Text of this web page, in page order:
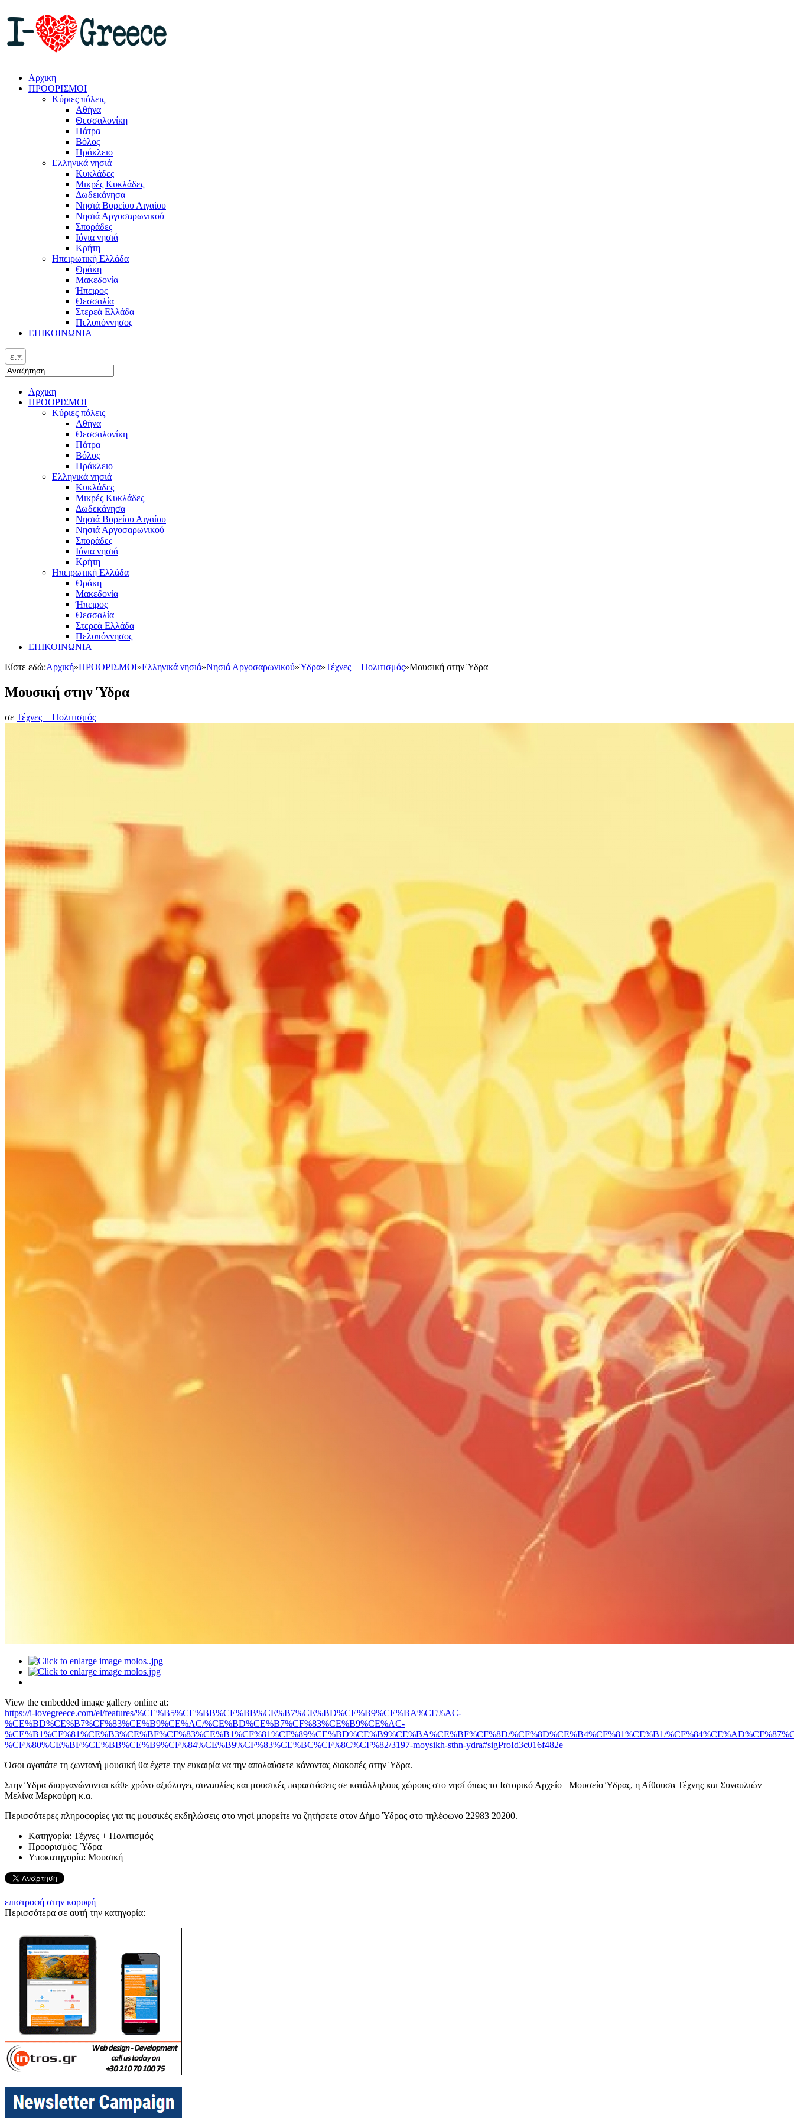
Αρχικη
ΠΡΟΟΡΙΣΜΟΙ
Κύριες πόλεις
Αθήνα
Θεσσαλονίκη
Πάτρα
Βόλος
Ηράκλειο
Ελληνικά νησιά
Κυκλάδες
Μικρές Κυκλάδες
Δωδεκάνησα
Νησιά Βορείου Αιγαίου
Νησιά Αργοσαρωνικού
Σποράδες
Ιόνια νησιά
Κρήτη
Ηπειρωτική Ελλάδα
Θράκη
Μακεδονία
Ήπειρος
Θεσσαλία
Στερεά Ελλάδα
Πελοπόννησος
ΕΠΙΚΟΙΝΩΝΙΑ
ελ
Αρχικη
ΠΡΟΟΡΙΣΜΟΙ
Κύριες πόλεις
Αθήνα
Θεσσαλονίκη
Πάτρα
Βόλος
Ηράκλειο
Ελληνικά νησιά
Κυκλάδες
Μικρές Κυκλάδες
Δωδεκάνησα
Νησιά Βορείου Αιγαίου
Νησιά Αργοσαρωνικού
Σποράδες
Ιόνια νησιά
Κρήτη
Ηπειρωτική Ελλάδα
Θράκη
Μακεδονία
Ήπειρος
Θεσσαλία
Στερεά Ελλάδα
Πελοπόννησος
ΕΠΙΚΟΙΝΩΝΙΑ
Είστε εδώ:Αρχική»ΠΡΟΟΡΙΣΜΟΙ»Ελληνικά νησιά»Νησιά Αργοσαρωνικού»Ύδρα»Τέχνες + Πολιτισμός»Μουσική στην Ύδρα
Μουσική στην Ύδρα
σε Τέχνες + Πολιτισμός
View the embedded image gallery online at:
https://i-lovegreece.com/el/features/%CE%B5%CE%BB%CE%BB%CE%B7%CE%BD%CE%B9%CE%BA%CE%AC-
%CE%BD%CE%B7%CF%83%CE%B9%CE%AC/%CE%BD%CE%B7%CF%83%CE%B9%CE%AC-
%CE%B1%CF%81%CE%B3%CE%BF%CF%83%CE%B1%CF%81%CF%89%CE%BD%CE%B9%CE%BA%CE%BF%CF%8D/%CF%8D%CE%B4%CF%81%CE%B1/
%CF%80%CE%BF%CE%BB%CE%B9%CF%84%CE%B9%CF%83%CE%BC%CF%8C%CF%82/3197-moysikh-sthn-ydra#sigProId3c016f482e
Όσοι αγαπάτε τη ζωντανή μουσική θα έχετε την ευκαιρία να την απολαύσετε κάνοντας διακοπές στην Ύδρα.
Στην Ύδρα διοργανώνονται κάθε χρόνο αξιόλογες συναυλίες και μουσικές παραστάσεις σε κατάλληλους χώρους στο νησί όπως το Ιστορικό Αρχείο –Μουσείο Ύδρας, η Αίθουσα Τέχνης και Συναυλιών
Μελίνα Μερκούρη κ.α.
Περισσότερες πληροφορίες για τις μουσικές εκδηλώσεις στο νησί μπορείτε να ζητήσετε στον Δήμο Ύδρας στο τηλέφωνο 22983 20200.
Kατηγορία: Τέχνες + Πολιτισμός
Προορισμός: Ύδρα
Υποκατηγορία: Μουσική
επιστροφή στην κορυφή
Περισσότερα σε αυτή την κατηγορία: